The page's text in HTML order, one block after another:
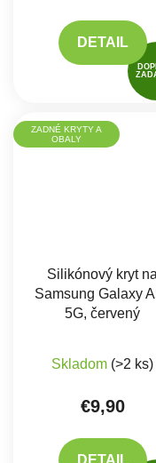
DETAIL
ZADNÉ KRYTY A
OBALY
Silikónový kryt na
Samsung Galaxy
5G, červený
Skladom (>2 ks)
€9,90
DETAIL